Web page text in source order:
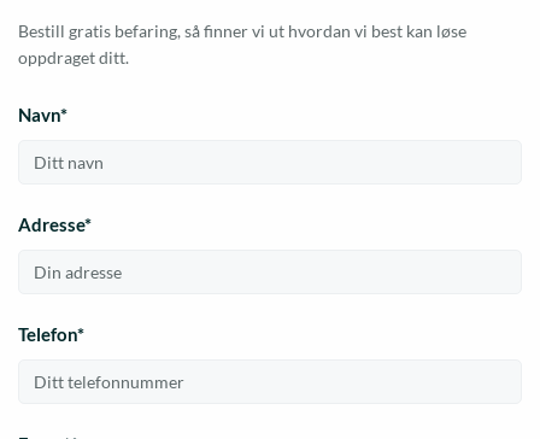
Bestill gratis befaring, så finner vi ut hvordan vi best kan løse
oppdraget ditt.
Navn*
Adresse*
Telefon*